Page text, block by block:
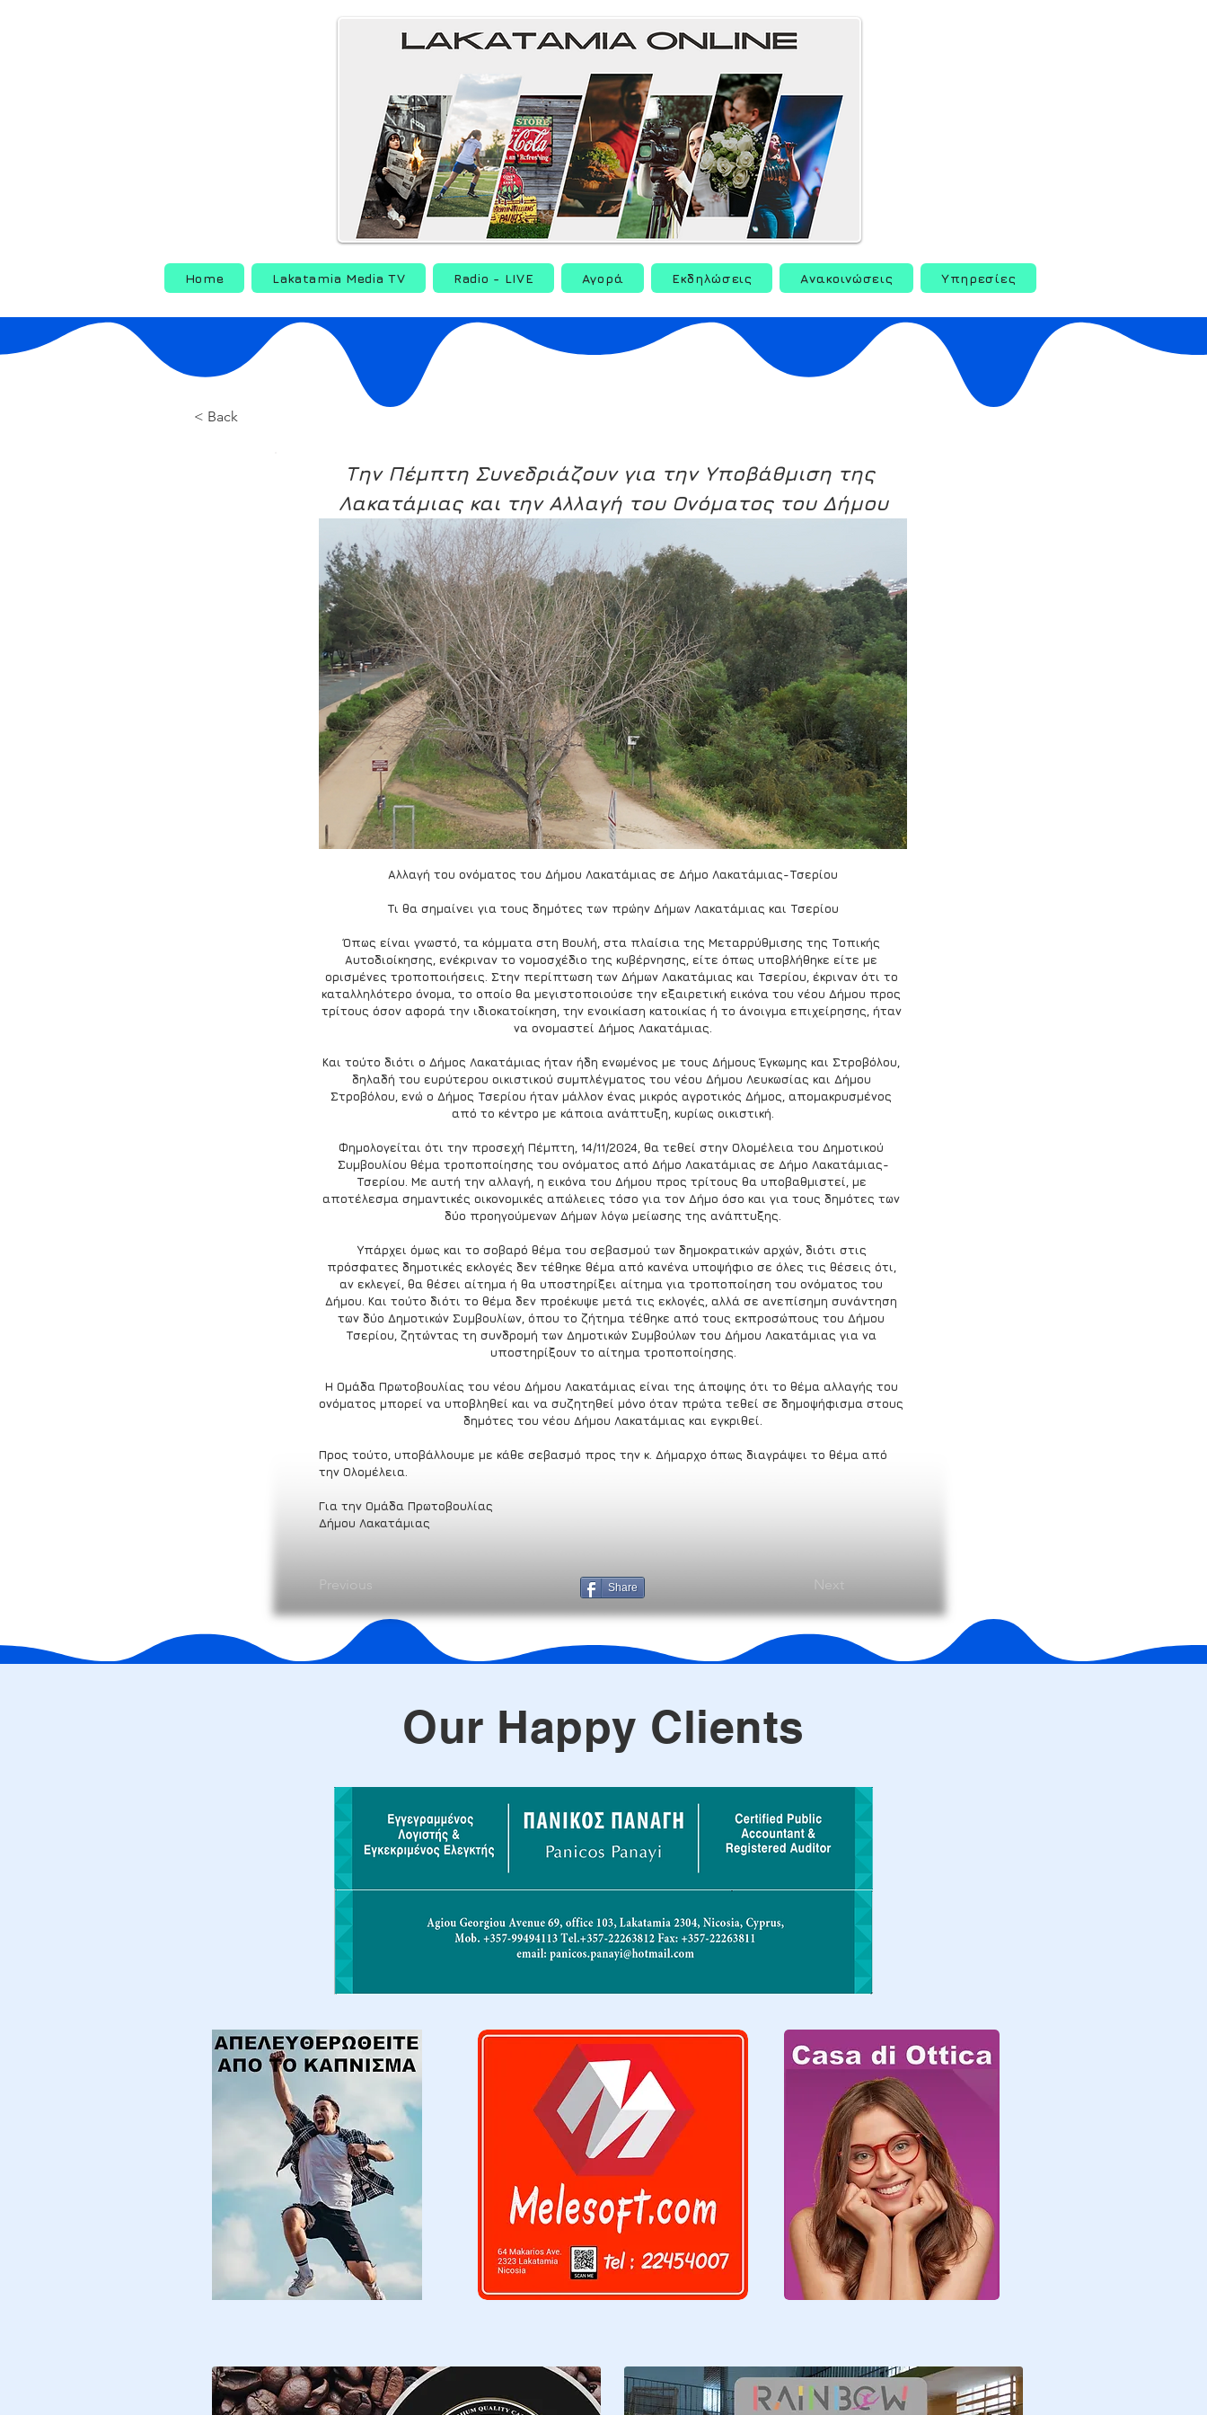
Home Lakatamia Media TV Radio - LIVE Αγορά Εκδηλώσεις Ανακοινώσεις Υπηρεσίες
< Back
Την Πέμπτη Συνεδριάζουν για την Υποβάθμιση της
Λακατάμιας και την Αλλαγή του Ονόματος του Δήμου
Αλλαγή του ονόματος του Δήμου Λακατάμιας σε Δήμο Λακατάμιας-Τσερίου
Τι θα σημαίνει για τους δημότες των πρώην Δήμων Λακατάμιας και Τσερίου
Όπως είναι γνωστό, τα κόμματα στη Βουλή, στα πλαίσια της Μεταρρύθμισης της Τοπικής
Αυτοδιοίκησης, ενέκριναν το νομοσχέδιο της κυβέρνησης, είτε όπως υποβλήθηκε είτε με
ορισμένες τροποποιήσεις. Στην περίπτωση των Δήμων Λακατάμιας και Τσερίου, έκριναν ότι το
καταλληλότερο όνομα, το οποίο θα μεγιστοποιούσε την εξαιρετική εικόνα του νέου Δήμου προς
τρίτους όσον αφορά την ιδιοκατοίκηση, την ενοικίαση κατοικίας ή το άνοιγμα επιχείρησης, ήταν
να ονομαστεί Δήμος Λακατάμιας.
Και τούτο διότι ο Δήμος Λακατάμιας ήταν ήδη ενωμένος με τους Δήμους Έγκωμης και Στροβόλου,
δηλαδή του ευρύτερου οικιστικού συμπλέγματος του νέου Δήμου Λευκωσίας και Δήμου
Στροβόλου, ενώ ο Δήμος Τσερίου ήταν μάλλον ένας μικρός αγροτικός Δήμος, απομακρυσμένος
από το κέντρο με κάποια ανάπτυξη, κυρίως οικιστική.
Φημολογείται ότι την προσεχή Πέμπτη, 14/11/2024, θα τεθεί στην Ολομέλεια του Δημοτικού
Συμβουλίου θέμα τροποποίησης του ονόματος από Δήμο Λακατάμιας σε Δήμο Λακατάμιας-
Τσερίου. Με αυτή την αλλαγή, η εικόνα του Δήμου προς τρίτους θα υποβαθμιστεί, με
αποτέλεσμα σημαντικές οικονομικές απώλειες τόσο για τον Δήμο όσο και για τους δημότες των
δύο προηγούμενων Δήμων λόγω μείωσης της ανάπτυξης.
Υπάρχει όμως και το σοβαρό θέμα του σεβασμού των δημοκρατικών αρχών, διότι στις
πρόσφατες δημοτικές εκλογές δεν τέθηκε θέμα από κανένα υποψήφιο σε όλες τις θέσεις ότι,
αν εκλεγεί, θα θέσει αίτημα ή θα υποστηρίξει αίτημα για τροποποίηση του ονόματος του
Δήμου. Και τούτο διότι το θέμα δεν προέκυψε μετά τις εκλογές, αλλά σε ανεπίσημη συνάντηση
των δύο Δημοτικών Συμβουλίων, όπου το ζήτημα τέθηκε από τους εκπροσώπους του Δήμου
Τσερίου, ζητώντας τη συνδρομή των Δημοτικών Συμβούλων του Δήμου Λακατάμιας για να
υποστηρίξουν το αίτημα τροποποίησης.
Η Ομάδα Πρωτοβουλίας του νέου Δήμου Λακατάμιας είναι της άποψης ότι το θέμα αλλαγής του
ονόματος μπορεί να υποβληθεί και να συζητηθεί μόνο όταν πρώτα τεθεί σε δημοψήφισμα στους
δημότες του νέου Δήμου Λακατάμιας και εγκριθεί.
Προς τούτο, υποβάλλουμε με κάθε σεβασμό προς την κ. Δήμαρχο όπως διαγράψει το θέμα από
την Ολομέλεια.
Για την Ομάδα Πρωτοβουλίας
Δήμου Λακατάμιας
Previous Share Next
Our Happy Clients